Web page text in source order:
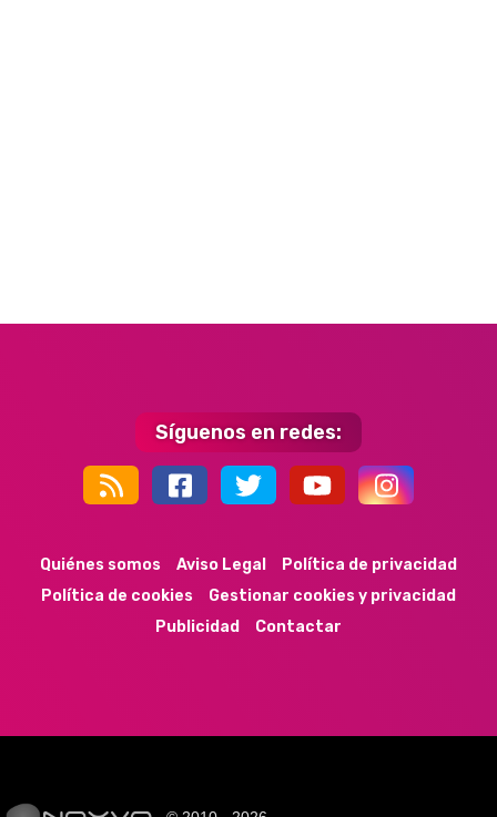
Síguenos en redes:
44k 9k 35k 352
Quiénes somos Aviso Legal
Política de privacidad
Política de cookies
Gestionar cookies y privacidad
Publicidad
Contactar